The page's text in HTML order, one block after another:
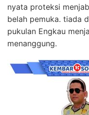
nyata proteksi
belah pemuka. tiada
pukulan Engkau
menanggung.